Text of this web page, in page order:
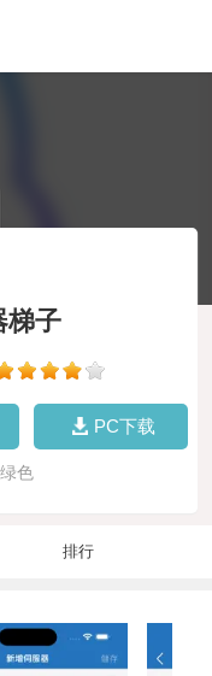
梯子
PC下载
色
排行